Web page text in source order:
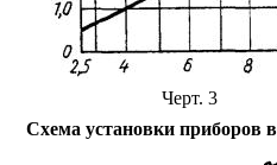
Черт. 3
Схема установки приборов в